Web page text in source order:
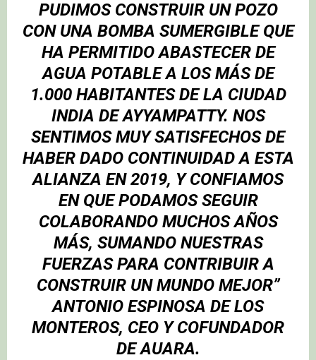
PUDIMOS CONSTRUIR UN POZO
CON UNA BOMBA SUMERGIBLE QUE
HA PERMITIDO ABASTECER DE
AGUA POTABLE A LOS MÁS DE
1.000 HABITANTES DE LA CIUDAD
INDIA DE AYYAMPATTY. NOS
SENTIMOS MUY SATISFECHOS DE
HABER DADO CONTINUIDAD A ESTA
ALIANZA EN 2019, Y CONFIAMOS
EN QUE PODAMOS SEGUIR
COLABORANDO MUCHOS AÑOS
MÁS, SUMANDO NUESTRAS
FUERZAS PARA CONTRIBUIR A
CONSTRUIR UN MUNDO MEJOR”
ANTONIO ESPINOSA DE LOS
MONTEROS, CEO Y COFUNDADOR
DE AUARA.